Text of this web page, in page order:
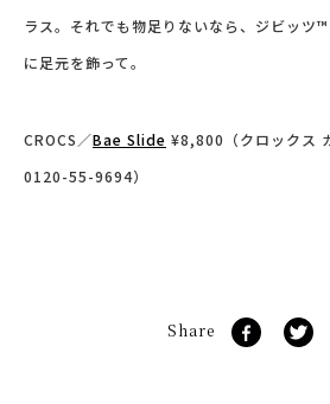
ラス。それでも物足りないなら、ジビッツ
に足元を飾って。
CROCS／Bae Slide ¥8,800（クロックス
0120-55-9694）
Share